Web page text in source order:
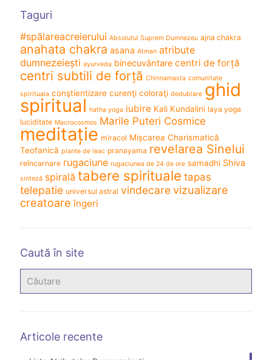
Taguri
#spălareacreierului Absolutul Suprem Dumnezeu ajna chakra
anahata chakra asana Atman atribute
dumnezeiești ayurveda binecuvântare centri de forță
centri subtili de forță Chinnamasta comunitate
spirituala conştientizare curenţi coloraţi dedublare ghid
spiritual hatha yoga iubire Kali Kundalini laya yoga
luciditate Macrocosmos Marile Puteri Cosmice
meditație miracol Mișcarea Charismatică
Teofanică plante de leac pranayama revelarea Sinelui
reîncarnare rugaciune rugaciunea de 24 de ore samadhi Shiva
sinteză spirală tabere spirituale tapas
telepatie universul astral vindecarevizualizare
creatoare îngeri
Caută în site
Articole recente